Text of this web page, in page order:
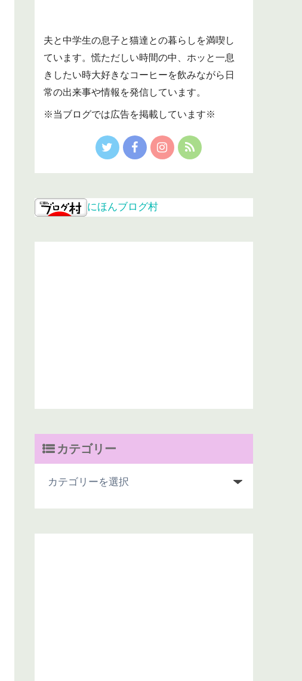
夫と中学生の息子と猫達との暮らしを満喫し
ています。慌ただしい時間の中、ホッと一息
きしたい時大好きなコーヒーを飲みながら日
常の出来事や情報を発信しています。
※当ブログでは広告を掲載しています※
にほんブログ村
カテゴリー